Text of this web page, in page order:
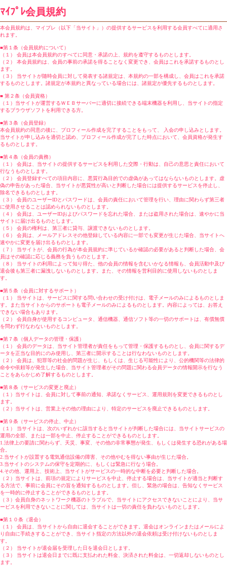
ﾏｲﾌﾟﾚ会員規約
本会員規約は、マイプレ（以下「当サイト」）の提供するサービスを利用する会員すべてに適用さ
れます。
■第１条（会員規約について）
（１） 会員は本会員規約のすべてに同意・承諾の上、規約を遵守するものとします。
（２） 本会員規約は、会員の事前の承諾を得ることなく変更でき、会員はこれを承諾するものとし
ます。
（３） 当サイトが随時会員に対して発表する諸規定は、本規約の一部を構成し、会員はこれを承諾
するものとします。諸規定が本規約と異なっている場合には、諸規定が優先するものとします。
■ 第２条（会員資格）
（１）当サイトが運営するＷＥＢサーバーに適切に接続できる端末機器を利用し、当サイトの指定
するブラウザソフトを利用できる方。
■第３条（会員登録）
本会員規約の同意の後に、プロフィール作成を完了することをもって、 入会の申し込みとします。
当サイトが申し込みを適切と認め、プロフィール作成が完了した時点において、会員資格が発生す
るものとします。
■第４条（会員の責務）
（１） 会員は、当サイトの提供するサービスを利用した交際・行動は、自己の意思と責任において
行なうものとします。
（２） 会員登録すべての項目内容に、悪質行為目的での虚偽があってはならないものとします。虚
偽の申告があった場合、当サイトが悪質性が高いと判断した場合には提供するサービスを停止し、
除名できるものとします。
（３） 会員のユーザーIDとパスワードは、会員の責任において管理を行い、理由に関わらず第三者
に使用させることは認められないものとします。
（４） 会員は、ユーザーIDおよびパスワードを忘れた場合、または盗用された場合は、速やかに当
サイトに届け出るものとします。
（５） 会員の権利は、第三者に貸与、譲渡できないものとします。
（６） 会員は、メールアドレスその他登録している内容に一部でも変更が生じた場合、当サイトへ
速やかに変更を届け出るものとします。
（７） 当サイトが、会員の行為が本会員規約に準じているか確認の必要があると判断した場合、会
員はその確認に応じる義務を負うものとします。
（８） 当サイトの利用によって知り得た、他の会員の情報を含むいかなる情報も、会員活動中及び
退会後も第三者に漏洩しないものとします。また、その情報を営利目的に使用しないものとしま
す。
■第５条（会員に対するサポート）
（１） 当サイトは、サービスに関する問い合わせの受け付けは、電子メールのみによるものとしま
す。また当サイトからのサポートも電子メールのみによるものとします。内容によっては、お答え
できない場合もあります。
（２） 会員自身が使用するコンピュータ、通信機器、通信ソフト等の一切のサポートは、有償無償
を問わず行なわないものとします。
■第７条（個人データの管理・保護）
（１） 会員のデータは、当サイト管理者が責任をもって管理・保護するものとし、会員に関するデ
ータを正当な目的にのみ使用し、第三者に開示することは行なわないものとします。
（２） 会員は、犯罪等の社会的問題が生じ、もしくは、生じる可能性により、公的機関等の法律的
命令や依頼等が発生した場合、当サイト管理者がその問題に関わる会員データの情報開示を行なう
ことをあらかじめ了解するものとします。
■第８条（サービスの変更と廃止）
（１）当サイトは、会員に対して事前の通知、承諾なくサービス、運用規則を変更できるものとし
ます。
（２）当サイトは、営業上その他の理由により、特定のサービスを廃止できるものとします。
■第９条（サービスの停止、中止）
（１） 当サイトは、次のいずれかに該当すると当サイトが判断した場合には、当サイトサービスの
運用の全部、または一部を中止、停止することができるものとします。
1.法律上の要請に関わらず、天災、事変、その他の非常事態が発生、もしくは発生する恐れがある場
合。
2.当サイトが設置する電気通信設備の障害、その他やむを得ない事由が生じた場合。
3.当サイトのシステムの保守を定期的に、もしくは緊急に行なう場合。
4.その他、運用上、技術上、当サイトがサービスの一時的な中断を必要と判断した場合。
（２）当サイトは、前項の規定によりサービスを中止、停止する場合は、当サイトが適当と判断す
る方法で、事前に会員にその旨を通知するものとします。但し、緊急の場合は、告知なくサービス
を一時的に停止することができるものとします。
（３）会員自身のネットワーク機器のトラブルで、当サイトにアクセスできないことにより、当サ
ービスを利用できないことに関しては、当サイトは一切の責任を負わないものとします。
■第１０条（退会）
（１） 会員は、当サイトから自由に退会することができます。退会はオンラインまたはメールによ
り自由に手続きすることができ、当サイト指定の方法以外の退会依頼は受け付けないものとしま
す。
（２） 当サイトが退会届を受理した日を退会日とします。
（３） 当サイトは退会日までに既に支払われた料金、決済された料金は、一切返却しないものとし
ます。